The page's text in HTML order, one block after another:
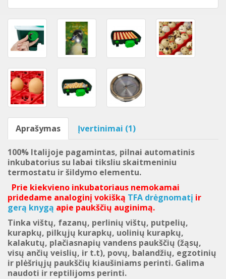
Aprašymas Įvertinimai (1)
100% Italijoje pagamintas, pilnai automatinis
inkubatorius su labai tiksliu skaitmeniniu
termostatu ir šildymo elementu.
Prie kiekvieno inkubatoriaus nemokamai
pridedame analoginį vokišką TFA drėgnomatį ir
gerą knygą apie paukščių auginimą.
Tinka vištų, fazanų, perlinių vištų, putpelių,
kurapkų, pilkųjų kurapkų, uolinių kurapkų,
kalakutų, plačiasnapių vandens paukščių (žąsų,
visų ančių veislių, ir t.t), povų, balandžių, egzotinių
ir plėšriųjų paukščių kiaušiniams perinti. Galima
naudoti ir reptilijoms perinti.